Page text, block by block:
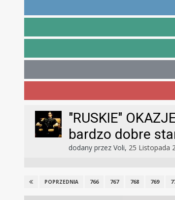
"RUSKIE"
bardzo dobre
dodany przez Voli, 25 Listopada
POPRZEDNIA 766 767 768 769